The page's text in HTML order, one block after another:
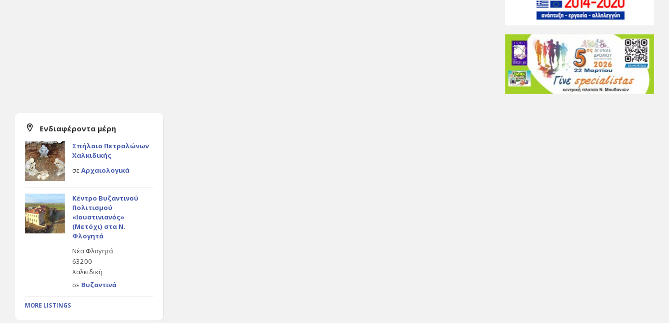
Ενδιαφέροντα μέρη
Σπήλαιο Πετραλώνων
Χαλκιδικής
σε Αρχαιολογικά
Κέντρο Βυζαντινού
Πολιτισμού
«Ιουστινιανός»
(Μετόχι) στα Ν.
Φλογητά
Νέα Φλογητά
63200
Χαλκιδική
σε Βυζαντινά
MORE LISTINGS